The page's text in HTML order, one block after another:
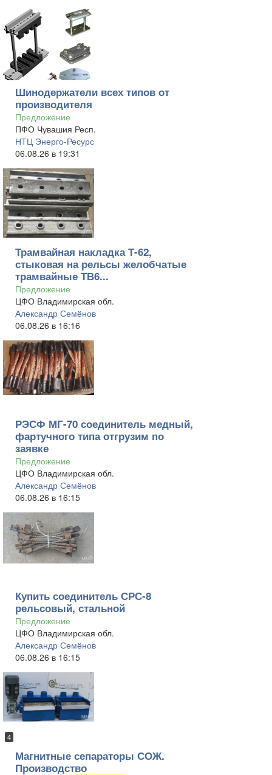
Шинодержатели всех типов от
производителя
Предложение
ПФО Чувашия Респ.
НТЦ Энерго-Ресурс
06.08.26 в 19:31
Трамвайная накладка Т-62,
стыковая на рельсы желобчатые
трамвайные ТВ6...
Предложение
ЦФО Владимирская обл.
Александр Семёнов
06.08.26 в 16:16
РЭСФ МГ-70 соединитель медный,
фартучного типа отгрузим по
заявке
Предложение
ЦФО Владимирская обл.
Александр Семёнов
06.08.26 в 16:15
Купить соединитель СРС-8
рельсовый, стальной
Предложение
ЦФО Владимирская обл.
Александр Семёнов
06.08.26 в 16:15
4
Магнитные сепараторы СОЖ.
Производство